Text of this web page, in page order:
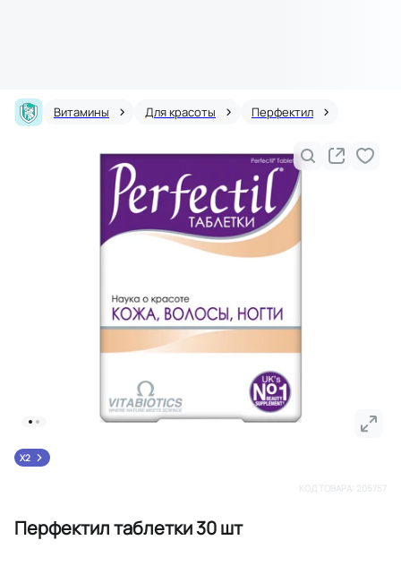
Витамины Для красоты Перфектил
Перфектил таблетки 30 шт
X2